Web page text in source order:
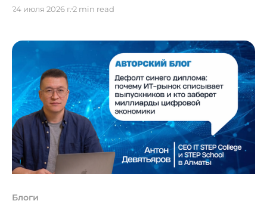
новостей финансового рынка на защиту
установленные законом сроки начала выплат.
Положения нового закона о банках и
сопутствующие изменения в законодательство
о гарантировании депозитов усилили защиту
прав вкладчиков. Главным новшеством стало
сокращение предельного
24 июля 2026 г.2 min read
Блоги